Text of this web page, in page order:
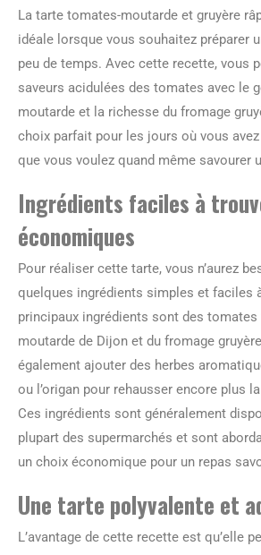
La tarte tomates-moutarde et gruyère
idéale lorsque vous souhaitez préparer
peu de temps. Avec cette recette, vous
saveurs acidulées des tomates avec le
moutarde et la richesse du fromage
choix parfait pour les jours où vous
que vous voulez quand même savourer
Ingrédients faciles à
économiques
Pour réaliser cette tarte, vous n’aurez
quelques ingrédients simples et faciles
principaux ingrédients sont des tomates
moutarde de Dijon et du fromage
également ajouter des herbes
ou l’origan pour rehausser encore plus
Ces ingrédients sont généralement
plupart des supermarchés et sont
un choix économique pour un repas
Une tarte polyvalente et
L’avantage de cette recette est qu’elle